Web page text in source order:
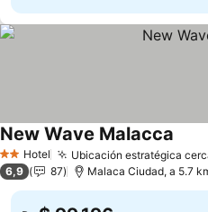
2 Estrellas
Hotel Ubicación estratégica
New Wave Malacca
6,9 87 Malaca Ciudad, a 5.7